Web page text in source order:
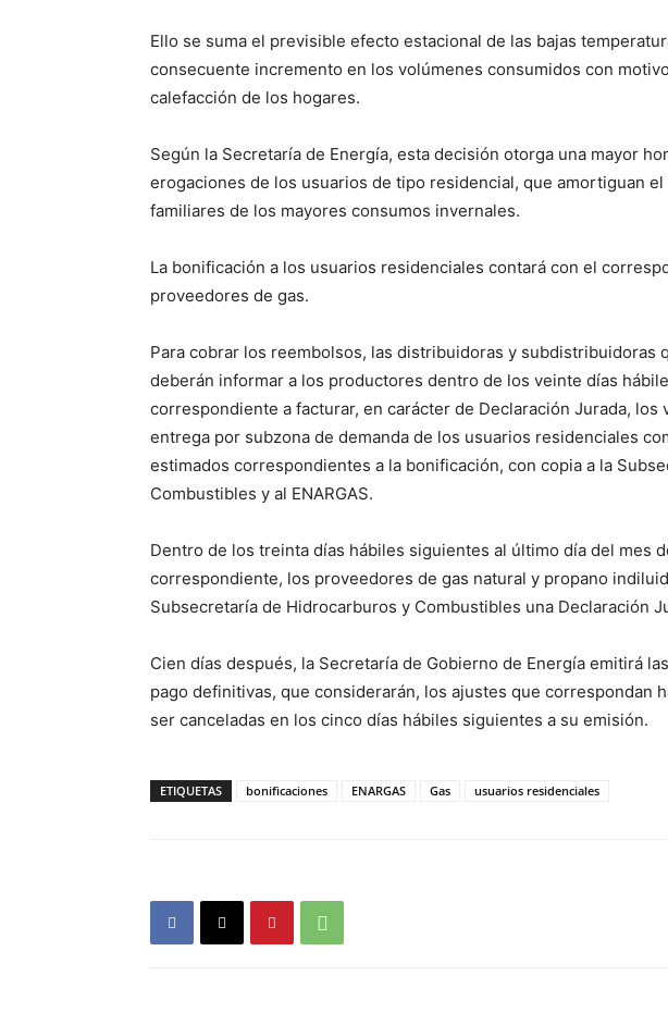
Ello se suma el previsible efecto estacional de las bajas
consecuente incremento en los volúmenes consumidos con
calefacción de los hogares.
Según la Secretaría de Energía, esta decisión otorga una mayor
erogaciones de los usuarios de tipo residencial, que amortiguan
familiares de los mayores consumos invernales.
La bonificación a los usuarios residenciales contará con el
proveedores de gas.
Para cobrar los reembolsos, las distribuidoras y subdistribuidoras
deberán informar a los productores dentro de los veinte días
correspondiente a facturar, en carácter de Declaración Jurada, los
entrega por subzona de demanda de los usuarios residenciales
estimados correspondientes a la bonificación, con copia a la
Combustibles y al ENARGAS.
Dentro de los treinta días hábiles siguientes al último día del mes
correspondiente, los proveedores de gas natural y propano
Subsecretaría de Hidrocarburos y Combustibles una Declaración
Cien días después, la Secretaría de Gobierno de Energía emitirá
pago definitivas, que considerarán, los ajustes que correspondan
ser canceladas en los cinco días hábiles siguientes a su emisión.
ETIQUETAS bonificaciones ENARGAS Gas usuarios residenciales